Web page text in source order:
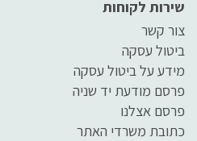
שירות לקוחות
צור קשר
ביטול עסקה
מידע על ביטול עסקה
פרסם מודעת יד שניה
פרסם אצלנו
כתובת משרדי האתר